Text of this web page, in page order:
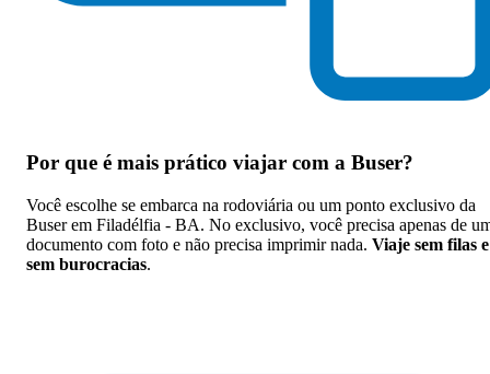
Por que é mais prático viajar com a Buser?
Você escolhe se embarca na rodoviária ou um ponto exclusivo da
Buser em Filadélfia - BA. No exclusivo, você precisa apenas de
documento com foto e não precisa imprimir nada. Viaje sem filas e
sem burocracias.